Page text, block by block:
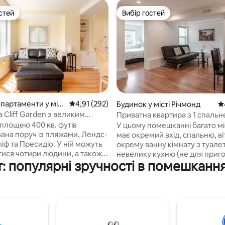
відгуки: 290у міст
Середня оцінка: 4,91 з 5, відгуки: 292
4,91 (292)
Cliff Garden з великим
площею 400 кв. футів
поруч із пляжами, Лендс-
та Пресидіо. У ній можуть
чотири людини, а також є
міні-кухня, міні-
і мікрохвильова піч. З
Насолодіться
Вибір гостей
Вибір гостей
Будинок у місті Річмонд
Приватна квартира з 1
1 ванною кімнатою в одному
від парку «Золоті ворота»
У цьому помешканні багато
має окремий вхід, спальню,
окрему ванну кімнату з
невелику кухню (не для
їжі). Помешкання
першому поверсі нашого
житловому районі Річмонд.
музичних фестивалів, музеїв,
популярні зручності в